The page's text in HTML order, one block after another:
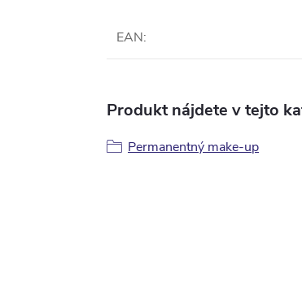
EAN:
Produkt nájdete v tejto
Permanentný make-up